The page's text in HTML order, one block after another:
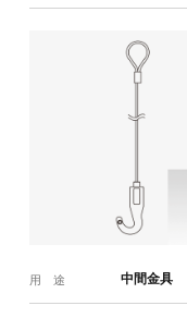
用 途 中間金具